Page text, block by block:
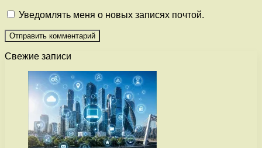
Уведомлять меня о новых записях почтой.
Свежие записи